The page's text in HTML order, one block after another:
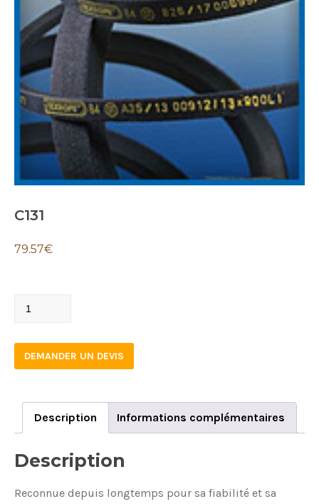
C131
79.57€
C131
DEMANDER UN DEVIS
Description Informations complémentaires
Description
Reconnue depuis longtemps pour sa fiabilité et sa